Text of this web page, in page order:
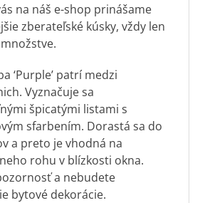
na náš e-shop prinášame
zberateľské kúsky, vždy len
‘Purple’ patrí medzi
Vyznačuje sa
špicatými listami s
sfarbením. Dorastá sa do
a preto je vhodná na
rohu v blízkosti okna.
a nebudete
bytové dekorácie.